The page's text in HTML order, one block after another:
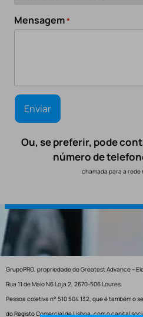
Mensagem*
Ou, se preferir, pode
número de
chamada para a rede
GrupoPRO, propriedade de Greatest Advance –
Rua 11 de Maio N6 Loja 2, 2670-506 Loures.
Pessoa coletiva n° 510 504 132, que é também o
do Registo Comercial de Lisboa, com o capital